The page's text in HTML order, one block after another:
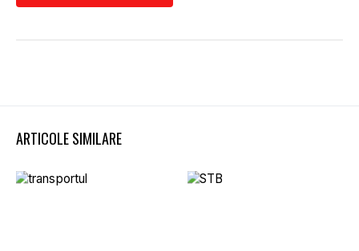
ARTICOLE SIMILARE